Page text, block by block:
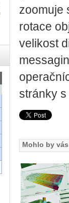
zoomuje
rotace
velikost
stránky
Mohlo by